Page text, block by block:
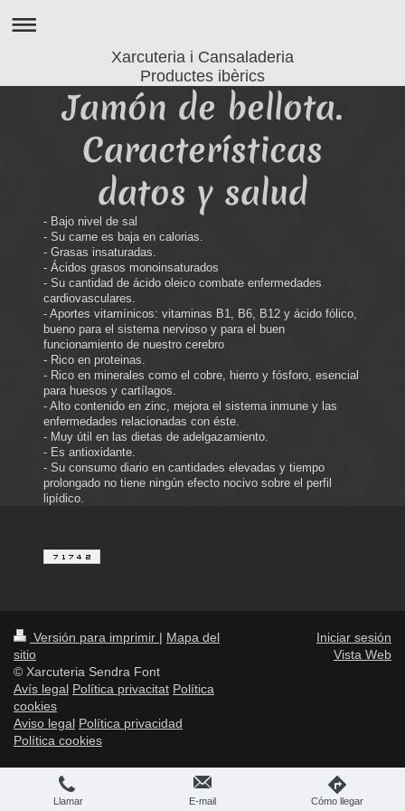
Xarcuteria i Cansaladeria
Productes ibèrics
Jamón de bellota.
Características
datos y salud
- Bajo nivel de sal
- Su carne es baja en calorias.
- Grasas insaturadas.
- Ácidos grasos monoinsaturados
- Su cantidad de ácido oleico combate enfermedades
cardiovasculares.
- Aportes vitamínicos: vitaminas B1, B6, B12 y ácido fólico,
bueno para el sistema nervioso y para el buen
funcionamiento de nuestro cerebro
- Rico en proteinas.
- Rico en minerales como el cobre, hierro y fósforo, esencial
para huesos y cartílagos.
- Alto contenido en zinc, mejora el sistema inmune y las
enfermedades relacionadas con éste.
- Muy útil en las dietas de adelgazamiento.
- Es antioxidante.
- Su consumo diario en cantidades elevadas y tiempo
prolongado no tiene ningún efecto nocivo sobre el perfil
lipídico.
Versión para imprimir | Mapa del
sitio
© Xarcuteria Sendra Font
Avís legal Política privacitat Política
cookies
Aviso legal Política privacidad
Política cookies
Iniciar sesión
Vista Web
Llamar E-mail Cómo llegar